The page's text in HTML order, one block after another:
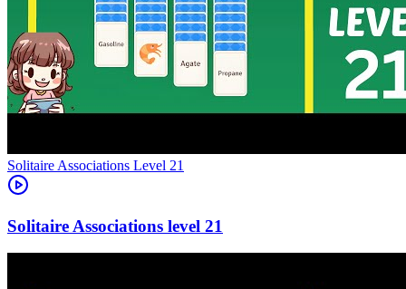
Level 21
21